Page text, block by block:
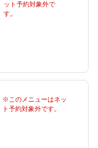
ット予約対象外で
す。
※このメニューはネッ
ト予約対象外です。